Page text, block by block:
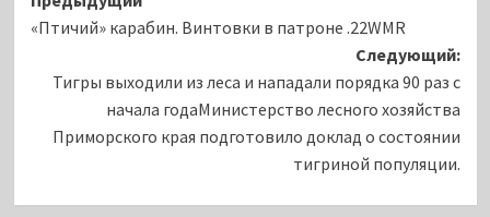
записи
«Птичий» карабин. Винтовки в патроне .22WMR
Следующий:
Тигры выходили из леса и нападали порядка 90 раз с
начала годаМинистерство лесного хозяйства
Приморского края подготовило доклад о состоянии
тигриной популяции.